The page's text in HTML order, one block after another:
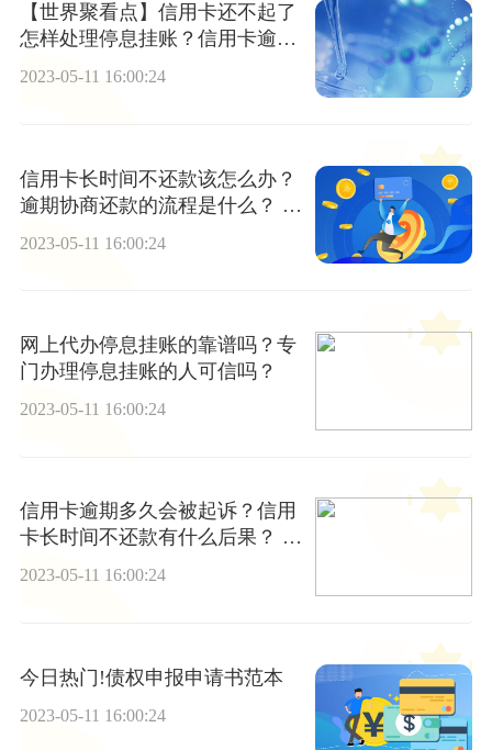
【世界聚看点】信用卡还不起了
怎样处理停息挂账？信用卡逾期
会影响贷款吗？
2023-05-11 16:00:24
信用卡长时间不还款该怎么办？
逾期协商还款的流程是什么？ 全
2023-05-11 16:00:24
网上代办停息挂账的靠谱吗？专
门办理停息挂账的人可信吗？
2023-05-11 16:00:24
信用卡逾期多久会被起诉？信用
卡长时间不还款有什么后果？ 当
前独家
2023-05-11 16:00:24
今日热门!债权申报申请书范本
2023-05-11 16:00:24